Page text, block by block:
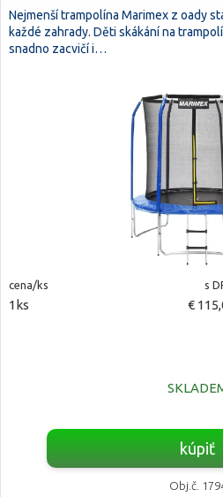
Nejmenší trampolína Marimex z oady
každé zahrady. Děti skákání na
snadno zacvičí i…
cena/ks s
1ks €
kúpiť
Obj.č.